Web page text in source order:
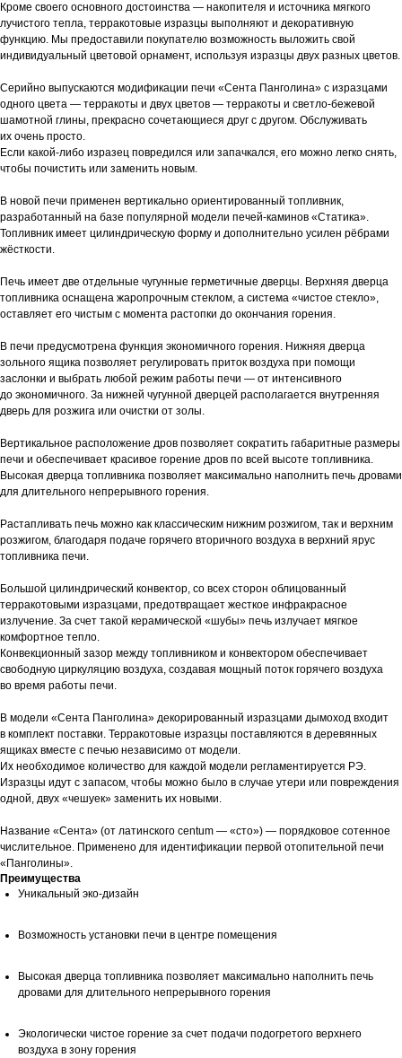
Кроме своего основного достоинства — накопителя и источника мягкого
лучистого тепла, терракотовые изразцы выполняют и декоративную
функцию. Мы предоставили покупателю возможность выложить свой
индивидуальный цветовой орнамент, используя изразцы двух разных цветов.
Серийно выпускаются модификации печи «Сента Панголина» с изразцами
одного цвета — терракоты и двух цветов — терракоты и светло-бежевой
шамотной глины, прекрасно сочетающиеся друг с другом. Обслуживать
их очень просто.
Если какой-либо изразец повредился или запачкался, его можно легко снять,
чтобы почистить или заменить новым.
В новой печи применен вертикально ориентированный топливник,
разработанный на базе популярной модели печей-каминов «Статика».
Топливник имеет цилиндрическую форму и дополнительно усилен рёбрами
жёсткости.
Печь имеет две отдельные чугунные герметичные дверцы. Верхняя дверца
топливника оснащена жаропрочным стеклом, а система «чистое стекло»,
оставляет его чистым с момента растопки до окончания горения.
В печи предусмотрена функция экономичного горения. Нижняя дверца
зольного ящика позволяет регулировать приток воздуха при помощи
заслонки и выбрать любой режим работы печи — от интенсивного
до экономичного. За нижней чугунной дверцей располагается внутренняя
дверь для розжига или очистки от золы.
Вертикальное расположение дров позволяет сократить габаритные размеры
печи и обеспечивает красивое горение дров по всей высоте топливника.
Высокая дверца топливника позволяет максимально наполнить печь дровами
для длительного непрерывного горения.
Растапливать печь можно как классическим нижним розжигом, так и верхним
розжигом, благодаря подаче горячего вторичного воздуха в верхний ярус
топливника печи.
Большой цилиндрический конвектор, со всех сторон облицованный
терракотовыми изразцами, предотвращает жесткое инфракрасное
излучение. За счет такой керамической «шубы» печь излучает мягкое
комфортное тепло.
Конвекционный зазор между топливником и конвектором обеспечивает
свободную циркуляцию воздуха, создавая мощный поток горячего воздуха
во время работы печи.
В модели «Сента Панголина» декорированный изразцами дымоход входит
в комплект поставки. Терракотовые изразцы поставляются в деревянных
ящиках вместе с печью независимо от модели.
Их необходимое количество для каждой модели регламентируется РЭ.
Изразцы идут с запасом, чтобы можно было в случае утери или повреждения
одной, двух «чешуек» заменить их новыми.
Название «Сента» (от латинского centum — «сто») — порядковое сотенное
числительное. Применено для идентификации первой отопительной печи
«Панголины».
Преимущества
Уникальный эко-дизайн
Возможность установки печи в центре помещения
Высокая дверца топливника позволяет максимально наполнить печь
дровами для длительного непрерывного горения
Экологически чистое горение за счет подачи подогретого верхнего
воздуха в зону горения